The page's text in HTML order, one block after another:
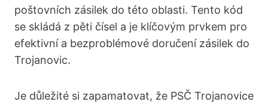
poštovních zásilek do této oblasti. Tento kód
se skládá z pěti čísel a je klíčovým prvkem pro
efektivní a bezproblémové doručení zásilek do
Trojanovic.
Je důležité si zapamatovat, že PSČ Trojanovice